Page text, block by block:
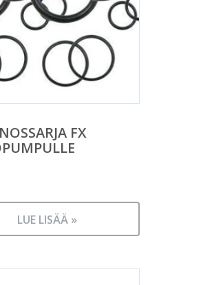
FX
LUE LISÄÄ »